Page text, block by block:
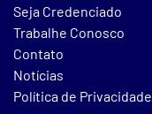
Seja Credenciado
Trabalhe Conosco
Contato
Notícias
Política de Privacidade